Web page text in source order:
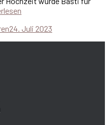
24. Juli 2023